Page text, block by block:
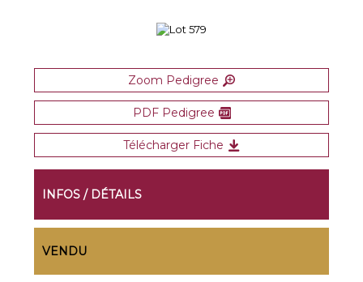
Zoom Pedigree
PDF Pedigree
Télécharger Fiche
INFOS / DÉTAILS
VENDU